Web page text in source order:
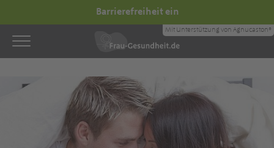
Barrierefreiheit ein
Mit Unterstützung von Agnucaston®